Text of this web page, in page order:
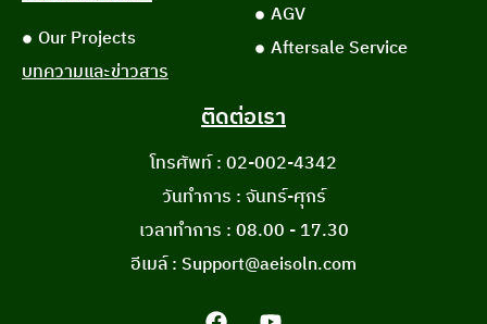
Our Projects
บทความและข่าวสาร
AGV
Aftersale Service
ติดต่อเรา
โทรศัพท์ : 02-002-4342
วันทำการ : จันทร์-ศุกร์
เวลาทำการ : 08.00 - 17.30
อีเมล์ : Support@aeisoln.com